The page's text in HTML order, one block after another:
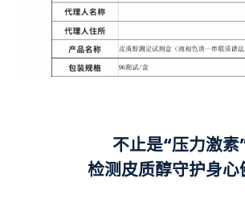
不止是“压力激素
检测皮质醇守护身心